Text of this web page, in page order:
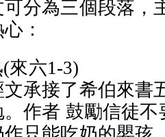
分為三個段落，
：
來六1-3)
承接了希伯來書
。作者 鼓勵信徒